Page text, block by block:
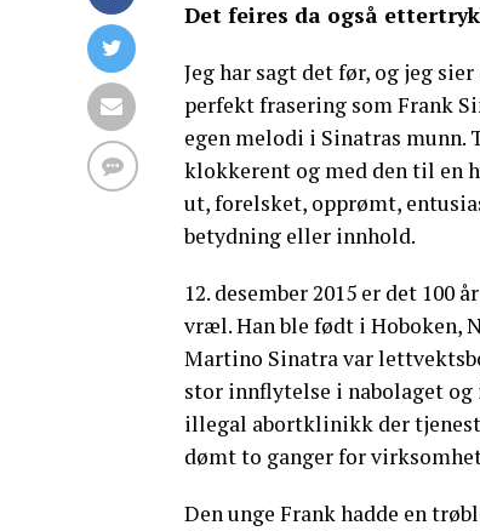
Det feires da også
Jeg har sagt det før, og jeg
perfekt frasering som Frank
egen melodi i Sinatras munn.
klokkerent og med den til en
ut, forelsket, opprømt,
betydning eller innhold.
12. desember 2015 er det
vræl. Han ble født i Hoboken,
Martino Sinatra var
stor innflytelse i nabolaget
illegal abortklinikk der
dømt to ganger for
Den unge Frank hadde en